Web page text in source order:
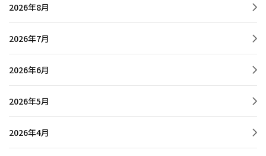
2026年8月
2026年7月
2026年6月
2026年5月
2026年4月